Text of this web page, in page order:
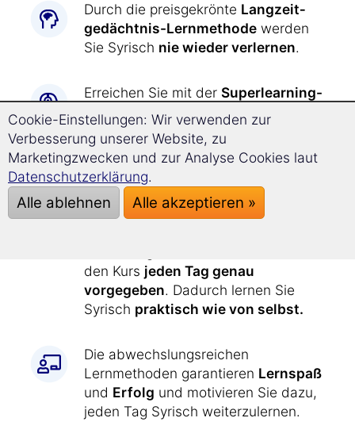
Durch die preisgekrönte Langzeit­
gedächtnis-Lernmethode werden
Sie Syrisch nie wieder verlernen.
Erreichen Sie mit der Superlearning-
Technologie entspannt einen
deutlich beschleunigten Lernerfolg
und steigern Sie Ihre
Konzentrationsfähigkeit.
Syrisch lernen warnoch nie so
den Kurs jeden Tag genau
vorgegeben. Dadurch lernen Sie
Syrisch praktisch wie von selbst.
Die abwechslungsreichen
Lernmethoden garantieren Lernspaß
und Erfolg und motivieren Sie dazu,
jeden Tag Syrisch weiterzulernen.
Cookie-Einstellungen: Wir verwenden zur
Verbesserung unserer Website, zu
Marketingzwecken und zur Analyse Cookies laut
Datenschutzerklärung.
Alle ablehnen Alle akzeptieren »